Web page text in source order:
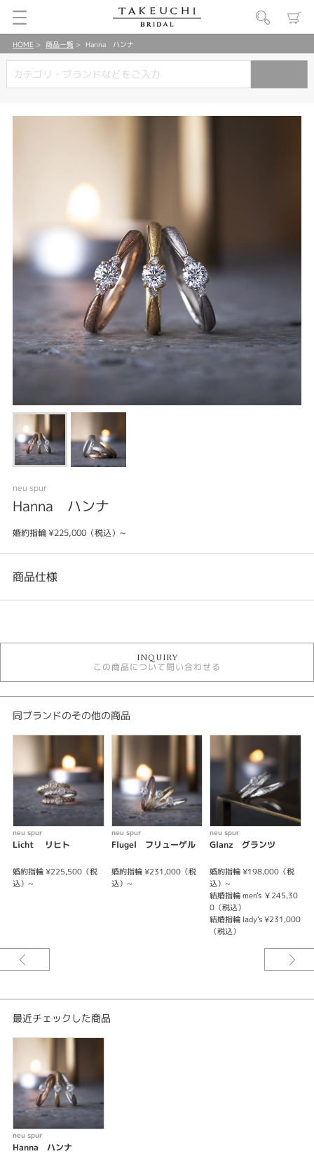
HOME 商品一覧 Hanna ハンナ
neu spur
Hanna ハンナ
婚約指輪 ¥225,000（税込）~
商品仕様
婚約指輪
婚約指輪 サイドメレ
婚約指輪 槌目
ノイシュプール 婚約指輪
デザイン
シンプル
テイスト
婚約指輪 シンプル
Hanna ～願い～
「未来へ続く足跡を 永遠に刻んでゆく」との想いを込め
熟練の職人がフリーハンドで織り成す
柔らかな風合いと 木漏れ日のような槌目 ペアで同じ日に模様を刻む
※センターダイヤモンドは価格に含まれません。
※お選びいただくお素材、サイズによって価格が変わります。
INQUIRY
この商品について問い合わせる
同ブランドのその他の商品
neu spur
Licht リヒト
婚約指輪 ¥225,500（税
込）~
neu spur
Flugel フリューゲル
婚約指輪 ¥231,000（税
込）~
neu spur
Glanz グランツ
婚約指輪 ¥198,000（税
込）~
結婚指輪 men's ￥245,30
0（税込）
結婚指輪 lady's ¥231,000
（税込）
最近チェックした商品
neu spur
Hanna ハンナ